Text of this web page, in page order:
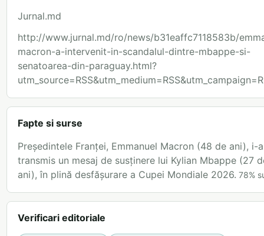
Jurnal.md
http://www.jurnal.md/ro/news/b31eaffc7118583b/
macron-a-intervenit-in-scandalul-dintre-mbappe-si-
senatoarea-din-paraguay.html?
Fapte si surse
Președintele Franței, Emmanuel Macron (48 de ani), i-a
transmis un mesaj de susținere lui Kylian Mbappe (27
ani), în plină desfășurare a Cupei Mondiale 2026. 78%
Verificari editoriale